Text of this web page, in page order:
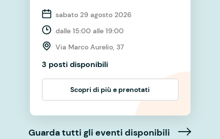
sabato 29 agosto 2026
dalle 15:00 alle 19:00
Via Marco Aurelio, 37
3 posti disponibili
Scopri di più e prenotati
Guarda tutti gli eventi disponibili